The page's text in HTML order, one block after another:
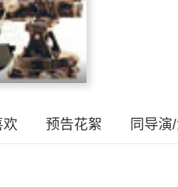
欢 预告花絮 同导演